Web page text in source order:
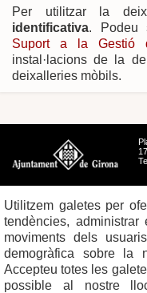
Per utilitzar la
identificativa. Podeu
Suport a la Gestió
instal·lacions de la
deixalleries mòbils.
Utilitzem galetes per
tendències,
moviments dels
demogràfica sobre la
Accepteu totes les
possible al nostre